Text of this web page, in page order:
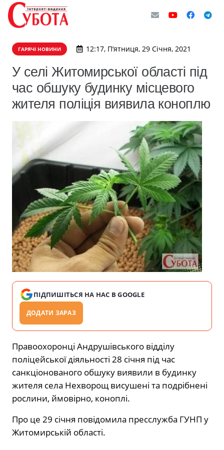
ГАРЯЧІ НОВИНИ 12:17, П’ятниця, 29 Січня, 2021
У селі Житомирської області під
час обшуку будинку місцевого
жителя поліція виявила коноплю
ПІДПИШІТЬСЯ НА НАС В GOOGLE
ДОДАТИ ЗАРАЗ
Правоохоронці Андрушівського відділу
поліцейської діяльності 28 січня під час
санкціонованого обшуку виявили в будинку
жителя села Нехворощ висушені та подрібнені
рослини, ймовірно, коноплі.
Про це 29 січня повідомила пресслужба ГУНП у
Житомирській області.